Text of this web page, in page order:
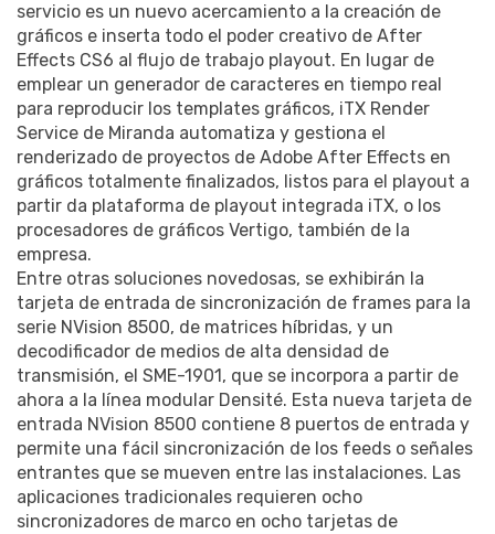
servicio es un nuevo acercamiento a la creación de
gráficos e inserta todo el poder creativo de After
Effects CS6 al flujo de trabajo playout. En lugar de
emplear un generador de caracteres en tiempo real
para reproducir los templates gráficos, iTX Render
Service de Miranda automatiza y gestiona el
renderizado de proyectos de Adobe After Effects en
gráficos totalmente finalizados, listos para el playout a
partir da plataforma de playout integrada iTX, o los
procesadores de gráficos Vertigo, también de la
empresa.
Entre otras soluciones novedosas, se exhibirán la
tarjeta de entrada de sincronización de frames para la
serie NVision 8500, de matrices híbridas, y un
decodificador de medios de alta densidad de
transmisión, el SME-1901, que se incorpora a partir de
ahora a la línea modular Densité. Esta nueva tarjeta de
entrada NVision 8500 contiene 8 puertos de entrada y
permite una fácil sincronización de los feeds o señales
entrantes que se mueven entre las instalaciones. Las
aplicaciones tradicionales requieren ocho
sincronizadores de marco en ocho tarjetas de